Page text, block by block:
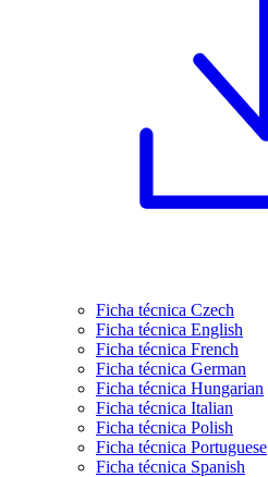
Ficha técnica Czech
Ficha técnica English
Ficha técnica French
Ficha técnica German
Ficha técnica Hungarian
Ficha técnica Italian
Ficha técnica Polish
Ficha técnica Portuguese
Ficha técnica Spanish